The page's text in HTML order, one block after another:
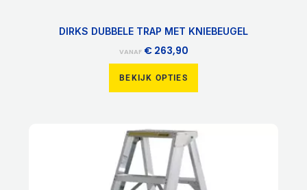
DIRKS DUBBELE TRAP MET KNIEBEUGEL
VANAF €263,90
BEKIJK OPTIES
Dit
product
heeft
meerdere